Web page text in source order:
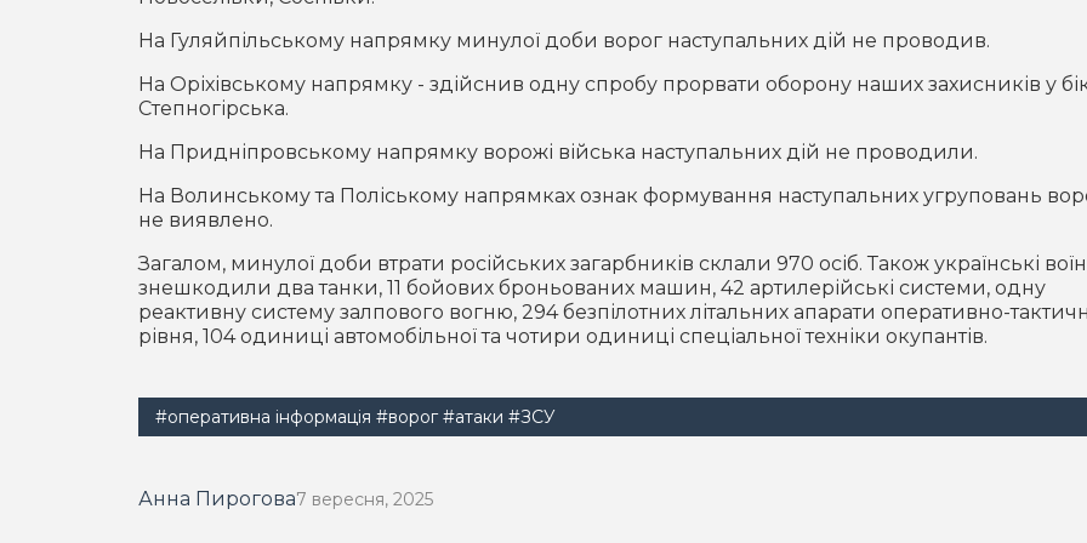
На Гуляйпільському напрямку минулої доби ворог наступальних дій не проводив.
На Оріхівському напрямку - здійснив одну спробу прорвати оборону наших захисників у
Степногірська.
На Придніпровському напрямку ворожі війська наступальних дій не проводили.
На Волинському та Поліському напрямках ознак формування наступальних угруповань
не виявлено.
Загалом, минулої доби втрати російських загарбників склали 970 осіб. Також українські
знешкодили два танки, 11 бойових броньованих машин, 42 артилерійські системи, одну
реактивну систему залпового вогню, 294 безпілотних літальних апарати оперативно-
рівня, 104 одиниці автомобільної та чотири одиниці спеціальної техніки окупантів.
#оперативна інформація #ворог #атаки #ЗСУ
Анна Пирогова7 вересня, 2025